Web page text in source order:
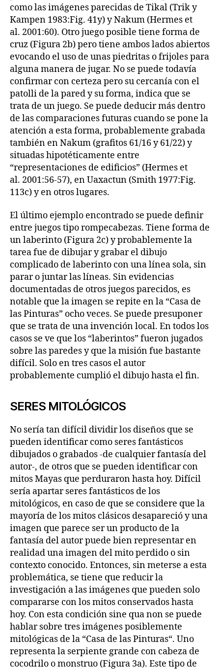
como las imágenes parecidas de Tikal (Trik y
Kampen 1983:Fig. 41y) y Nakum (Hermes et
al. 2001:60). Otro juego posible tiene forma de
cruz (Figura 2b) pero tiene ambos lados abiertos
evocando el uso de unas piedritas o frijoles para
alguna manera de jugar. No se puede todavía
confirmar con certeza pero su cercanía con el
patolli de la pared y su forma, indica que se
trata de un juego. Se puede deducir más dentro
de las comparaciones futuras cuando se pone la
atención a esta forma, probablemente grabada
también en Nakum (grafitos 61/16 y 61/22) y
situadas hipotéticamente entre
“representaciones de edificios” (Hermes et
al. 2001:56-57), en Uaxactun (Smith 1977:Fig.
113c) y en otros lugares.
El último ejemplo encontrado se puede definir
entre juegos tipo rompecabezas. Tiene forma de
un laberinto (Figura 2c) y probablemente la
tarea fue de dibujar y grabar el dibujo
complicado de laberinto con una línea sola, sin
parar o juntar las líneas. Sin evidencias
documentadas de otros juegos parecidos, es
notable que la imagen se repite en la “Casa de
las Pinturas” ocho veces. Se puede presuponer
que se trata de una invención local. En todos los
casos se ve que los “laberintos” fueron jugados
sobre las paredes y que la misión fue bastante
difícil. Solo en tres casos el autor
probablemente cumplió el dibujo hasta el fin.
SERES MITOLÓGICOS
No sería tan difícil dividir los diseños que se
pueden identificar como seres fantásticos
dibujados o grabados -de cualquier fantasía del
autor-, de otros que se pueden identificar con
mitos Mayas que perduraron hasta hoy. Difícil
sería apartar seres fantásticos de los
mitológicos, en caso de que se considere que la
mayoría de los mitos clásicos desapareció y una
imagen que parece ser un producto de la
fantasía del autor puede bien representar en
realidad una imagen del mito perdido o sin
contexto conocido. Entonces, sin meterse a esta
problemática, se tiene que reducir la
investigación a las imágenes que pueden solo
compararse con los mitos conservados hasta
hoy. Con esta condición sine qua non se puede
hablar sobre tres imágenes posiblemente
mitológicas de la “Casa de las Pinturas“. Uno
representa la serpiente grande con cabeza de
cocodrilo o monstruo (Figura 3a). Este tipo de